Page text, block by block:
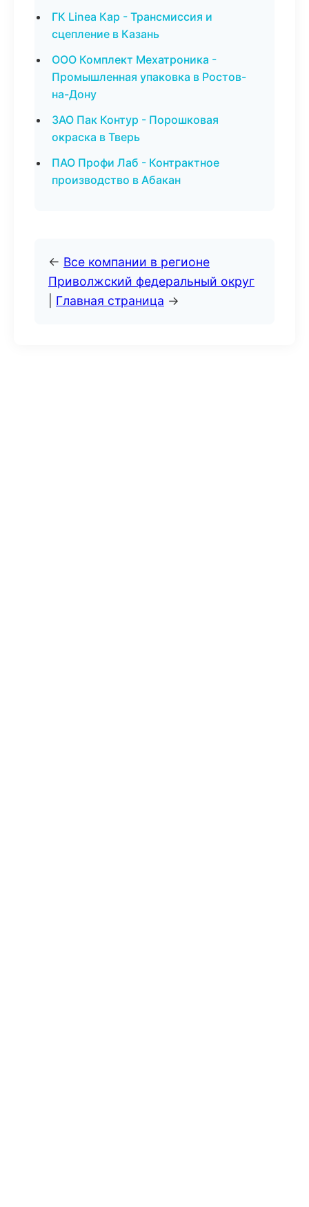
ГК Linea Кар - Трансмиссия и
сцепление в Казань
ООО Комплект Мехатроника -
Промышленная упаковка в Ростов-
на-Дону
ЗАО Пак Контур - Порошковая
окраска в Тверь
ПАО Профи Лаб - Контрактное
производство в Абакан
← Все компании в регионе
Приволжский федеральный округ
Главная страница →